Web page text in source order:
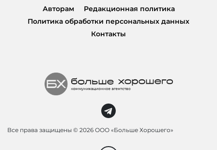
Авторам
Редакционная политика
Политика обработки персональных данных
Контакты
Все права защищены © 2026 ООО «Больше Хорошего»